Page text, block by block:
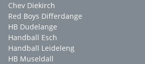
Chev Diekirch
Red Boys Differdange
HB Dudelange
Handball Esch
Handball Leideleng
HB Museldall